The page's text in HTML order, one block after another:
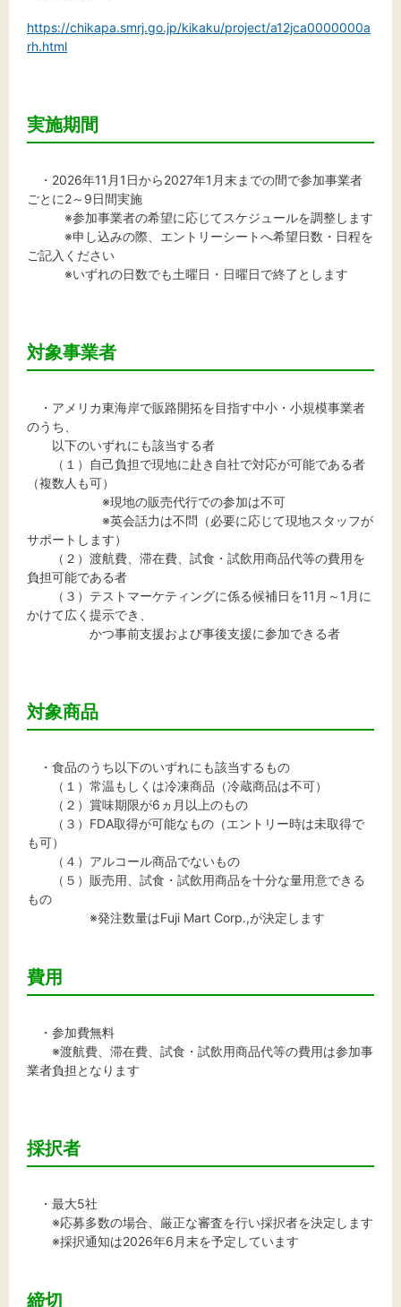
https://chikapa.smrj.go.jp/kikaku/project/a12jca0000000a
rh.html
実施期間
・2026年11月1日から2027年1月末までの間で参加事業者
ごとに2～9日間実施
※参加事業者の希望に応じてスケジュールを調整します
※申し込みの際、エントリーシートへ希望日数・日程を
ご記入ください
※いずれの日数でも土曜日・日曜日で終了とします
対象事業者
・アメリカ東海岸で販路開拓を目指す中小・小規模事業者
のうち、
以下のいずれにも該当する者
（１）自己負担で現地に赴き自社で対応が可能である者
（複数人も可）
※現地の販売代行での参加は不可
※英会話力は不問（必要に応じて現地スタッフが
サポートします）
（２）渡航費、滞在費、試食・試飲用商品代等の費用を
負担可能である者
（３）テストマーケティングに係る候補日を11月～1月に
かけて広く提示でき、
かつ事前支援および事後支援に参加できる者
対象商品
・食品のうち以下のいずれにも該当するもの
（１）常温もしくは冷凍商品（冷蔵商品は不可）
（２）賞味期限が6ヵ月以上のもの
（３）FDA取得が可能なもの（エントリー時は未取得で
も可）
（４）アルコール商品でないもの
（５）販売用、試食・試飲用商品を十分な量用意できる
もの
※発注数量はFuji Mart Corp.,が決定します
費用
・参加費無料
※渡航費、滞在費、試食・試飲用商品代等の費用は参加事
業者負担となります
採択者
・最大5社
※応募多数の場合、厳正な審査を行い採択者を決定します
※採択通知は2026年6月末を予定しています
締切